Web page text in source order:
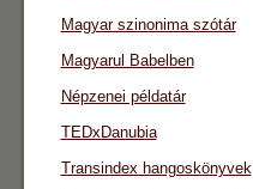
Magyar szinonima szótár
Magyarul Babelben
Népzenei példatár
TEDxDanubia
Transindex hangoskönyvek